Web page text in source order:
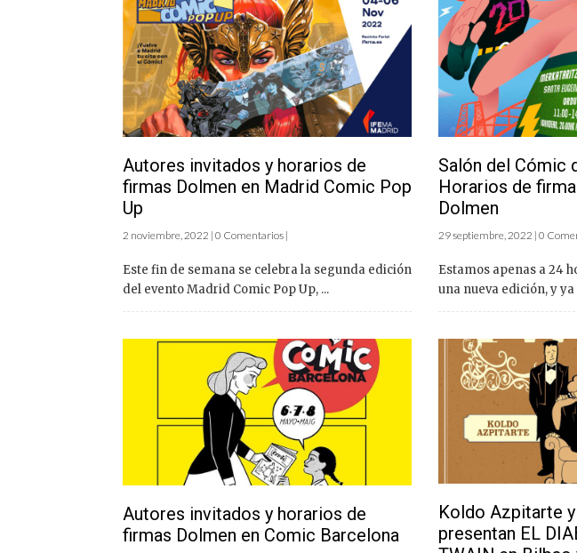
Autores invitados y horarios de
firmas Dolmen en Madrid Comic Pop
Up
2 noviembre, 2022 | 0 Comentarios |
Este fin de semana se celebra la segunda edición
del evento Madrid Comic Pop Up, ...
Salón del Cómic
Horarios de
Dolmen
29 septiembre, 2022 | 0
Estamos apenas a 24
una nueva edición, y ya
Autores invitados y horarios de
firmas Dolmen en Comic Barcelona
Koldo Azpitarte
presentan EL